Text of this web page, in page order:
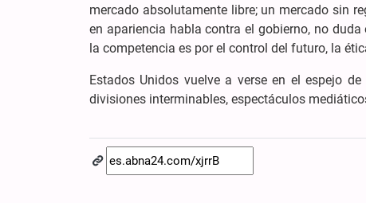
mercado absolutamente libre; un mercado sin
en apariencia habla contra el gobierno, no
la competencia es por el control del futuro, la
Estados Unidos vuelve a verse en el espejo
divisiones interminables, espectáculos